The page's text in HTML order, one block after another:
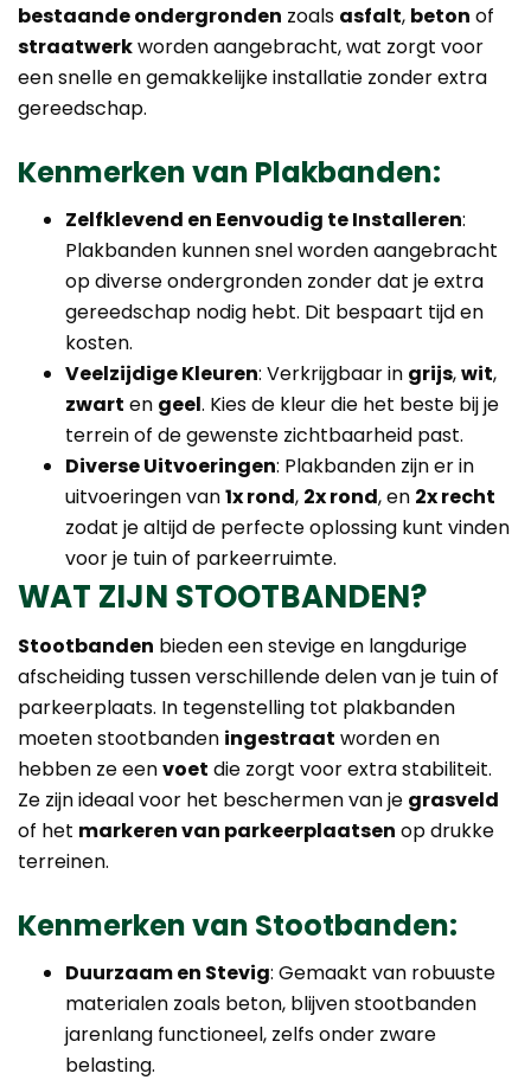
bestaande ondergronden zoals asfalt, beton of
straatwerkworden aangebracht, wat zorgt voor
een snelle en gemakkelijke installatie zonder extra
gereedschap.
Kenmerken van Plakbanden:
Zelfklevend en Eenvoudig te Installeren:
Plakbanden kunnen snel worden aangebracht
op diverse ondergronden zonder dat je extra
gereedschap nodig hebt. Dit bespaart tijd en
kosten.
Veelzijdige Kleuren: Verkrijgbaar in grijs,wit,
zwart en geel. Kies de kleur die het beste bij je
terrein of de gewenste zichtbaarheid past.
Diverse Uitvoeringen: Plakbanden zijn er in
uitvoeringen van1x rond, 2x rond, en 2x recht
zodat je altijd de perfecte oplossing kunt vinden
voor je tuin of parkeerruimte.
WAT ZIJN STOOTBANDEN?
Stootbanden bieden een stevige en langdurige
afscheiding tussen verschillende delen van je tuin of
parkeerplaats. In tegenstelling tot plakbanden
moeten stootbanden ingestraat worden en
hebben ze eenvoet die zorgt voor extra stabiliteit.
Ze zijn ideaal voor het beschermen van je grasveld
of het markeren van parkeerplaatsen op drukke
terreinen.
Kenmerken van Stootbanden:
Duurzaam en Stevig: Gemaakt van robuuste
materialen zoals beton, blijven stootbanden
jarenlang functioneel, zelfs onder zware
belasting.